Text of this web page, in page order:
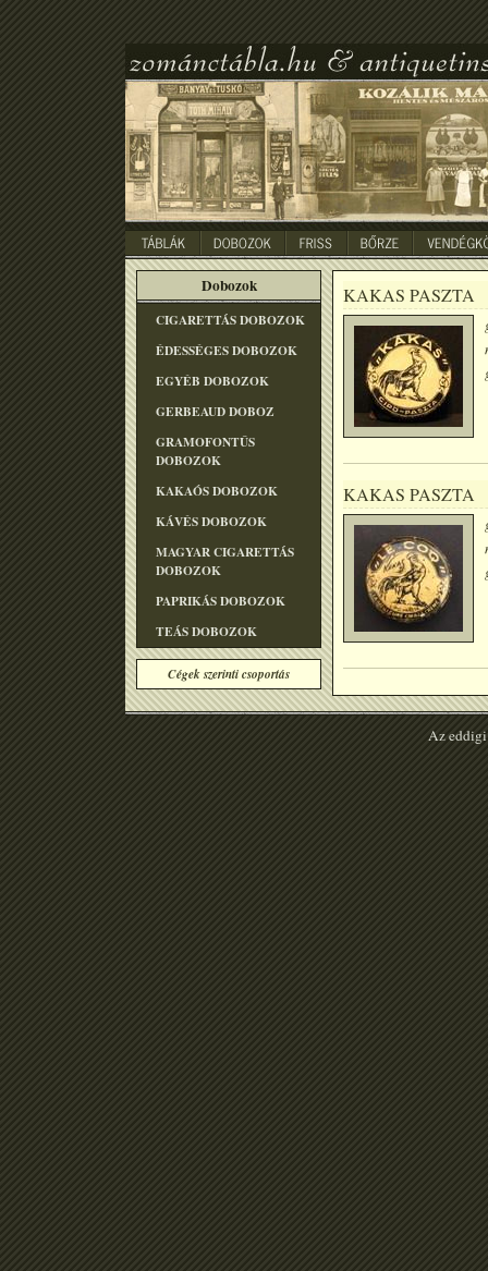
Dobozok
CIGARETTÁS DOBOZOK
ÉDESSÉGES DOBOZOK
EGYÉB DOBOZOK
GERBEAUD DOBOZ
GRAMOFONTÛS
DOBOZOK
KAKAÓS DOBOZOK
KÁVÉS DOBOZOK
MAGYAR CIGARETTÁS
DOBOZOK
PAPRIKÁS DOBOZOK
TEÁS DOBOZOK
Cégek szerinti csoportás
KAKAS PASZTA
KAKAS PASZTA
Az